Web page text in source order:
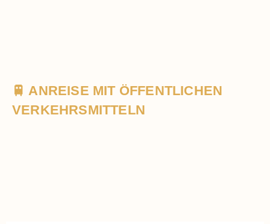
🚆 ANREISE MIT ÖFFENTLICHEN
VERKEHRSMITTELN